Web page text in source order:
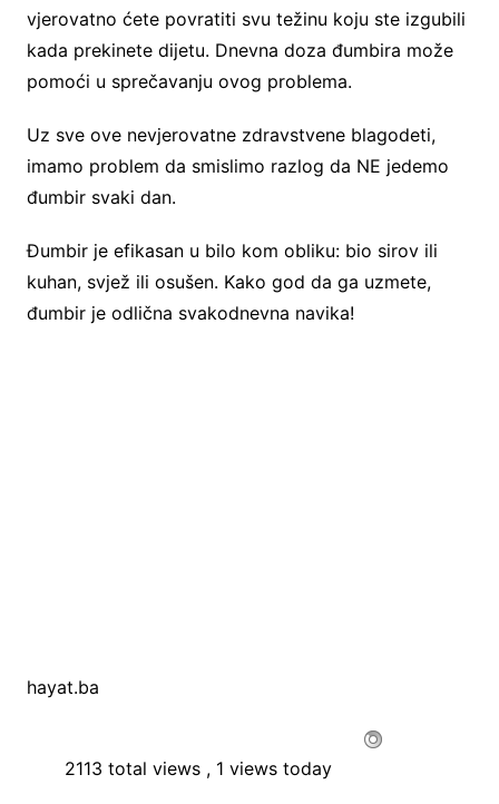
vjerovatno ćete povratiti svu težinu koju ste izgubili
kada prekinete dijetu. Dnevna doza đumbira može
pomoći u sprečavanju ovog problema.
Uz sve ove nevjerovatne zdravstvene blagodeti,
imamo problem da smislimo razlog da NE jedemo
đumbir svaki dan.
Đumbir je efikasan u bilo kom obliku: bio sirov ili
kuhan, svjež ili osušen. Kako god da ga uzmete,
đumbir je odlična svakodnevna navika!
hayat.ba
2113 total views , 1 views today